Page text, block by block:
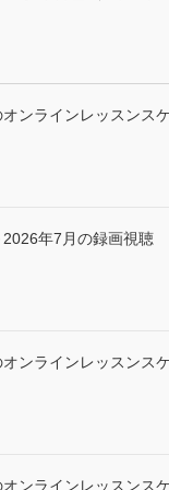
ンラインレッスンス
年7月の録画視聴
ンラインレッスンス
ンラインレッスンス